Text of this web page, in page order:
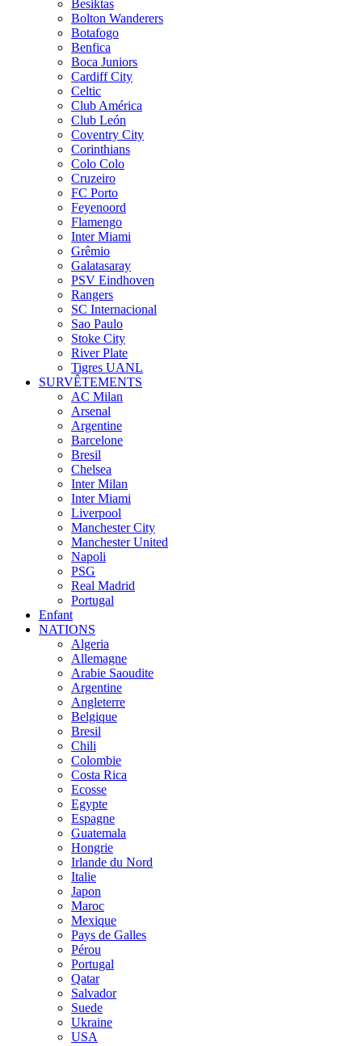
Besiktas
Bolton Wanderers
Botafogo
Benfica
Boca Juniors
Cardiff City
Celtic
Club América
Club León
Coventry City
Corinthians
Colo Colo
Cruzeiro
FC Porto
Feyenoord
Flamengo
Inter Miami
Grêmio
Galatasaray
PSV Eindhoven
Rangers
SC Internacional
Sao Paulo
Stoke City
River Plate
Tigres UANL
SURVÊTEMENTS
AC Milan
Arsenal
Argentine
Barcelone
Bresil
Chelsea
Inter Milan
Inter Miami
Liverpool
Manchester City
Manchester United
Napoli
PSG
Real Madrid
Portugal
Enfant
NATIONS
Algeria
Allemagne
Arabie Saoudite
Argentine
Angleterre
Belgique
Bresil
Chili
Colombie
Costa Rica
Ecosse
Egypte
Espagne
Guatemala
Hongrie
Irlande du Nord
Italie
Japon
Maroc
Mexique
Pays de Galles
Pérou
Portugal
Qatar
Salvador
Suede
Ukraine
USA